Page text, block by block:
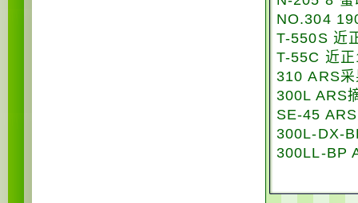
NO.304
T-550S 近
T-55C 近
310 ARS
300L ARS
SE-45
300L-DX-
300LL-BP